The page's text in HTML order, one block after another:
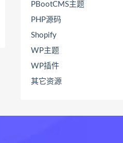
PBootCMS主题
PHP源码
Shopify
WP主题
WP插件
其它资源